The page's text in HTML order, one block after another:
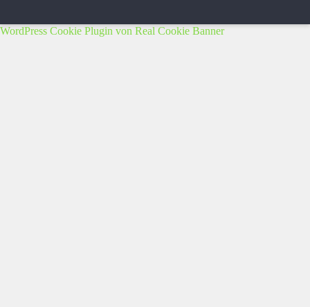
WordPress Cookie Plugin von Real Cookie Banner